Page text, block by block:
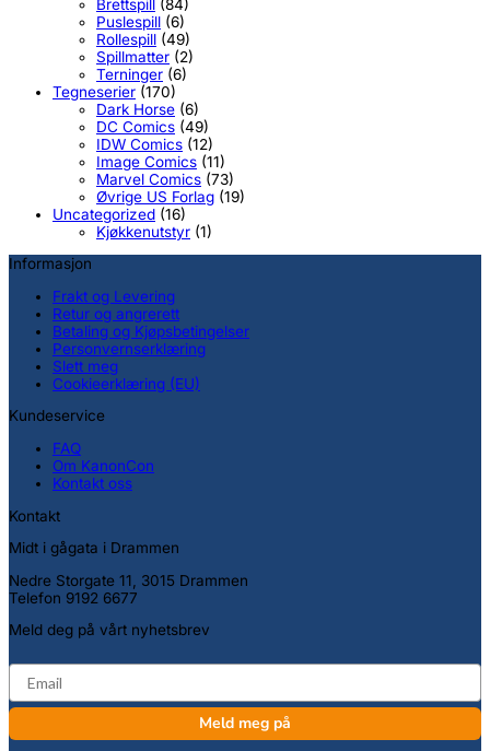
Brettspill
(84)
Puslespill (6)
Rollespill (49)
Spillmatter (2)
Terninger (6)
Tegneserier (170)
Dark Horse (6)
DC Comics (49)
IDW Comics (12)
Image Comics (11)
Marvel Comics (73)
Øvrige US Forlag (19)
Uncategorized (16)
Kjøkkenutstyr (1)
Informasjon
Frakt og Levering
Retur og angrerett
Betaling og Kjøpsbetingelser
Personvernserklæring
Slett meg
Cookieerklæring (EU)
Kundeservice
FAQ
Om KanonCon
Kontakt oss
Kontakt
Midt i gågata i Drammen
Nedre Storgate 11, 3015 Drammen
Telefon 9192 6677
Meld deg på vårt nyhetsbrev
email
Meld meg på